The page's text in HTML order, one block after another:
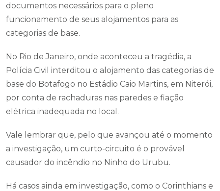
documentos necessários para o pleno
funcionamento de seus alojamentos para as
categorias de base.
No Rio de Janeiro, onde aconteceu a tragédia, a
Polícia Civil interditou o alojamento das categorias de
base do Botafogo no Estádio Caio Martins, em Niterói,
por conta de rachaduras nas paredes e fiação
elétrica inadequada no local.
Vale lembrar que, pelo que avançou até o momento
a investigação, um curto-circuito é o provável
causador do incêndio no Ninho do Urubu.
Há casos ainda em investigação, como o Corinthians e